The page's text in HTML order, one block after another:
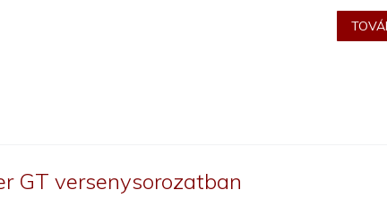
GT versenysorozatban